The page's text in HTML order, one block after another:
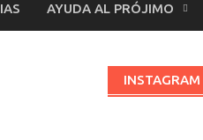
AYUDA AL PRÓJIMO
INSTAGRAM